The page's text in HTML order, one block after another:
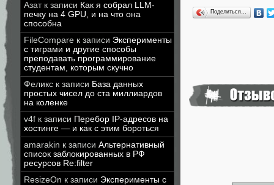
Азатк записи Как я собрал LLM-
печку на 4 GPU, и на что она
способна
FileCompare к записи Эксперименты
с тиграми и другие способы
преподавать программирование
студентам, которым скучно
Феликс к записи База данных
простых чисел до ста миллиардов
на коленке
v4f к записи Перебор IP-адресов на
хостинге — и как с этим бороться
amarakin к записи Альтернативный
список заблокированных в РФ
ресурсов Re:filter
ResizeOn к записи Эксперименты с
Поделиться…